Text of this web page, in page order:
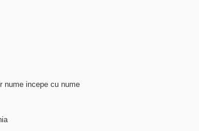
nume incepe cu nume